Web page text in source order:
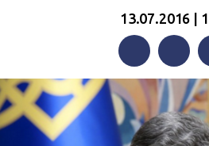
13.07.2016 |
FacebookTwitter